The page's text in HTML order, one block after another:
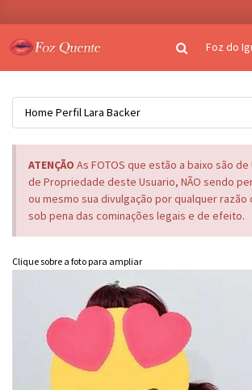
Foz do
Home PerfilLara Backer
ATENÇÃO As FOTOS que estão a baixo são de
de Propriedade deste Usuario, NÃO sendo
ou mesmo sua divulgação por qualquer
sob pena das cominações legais e de efeito.
Clique sobre a foto para ampliar